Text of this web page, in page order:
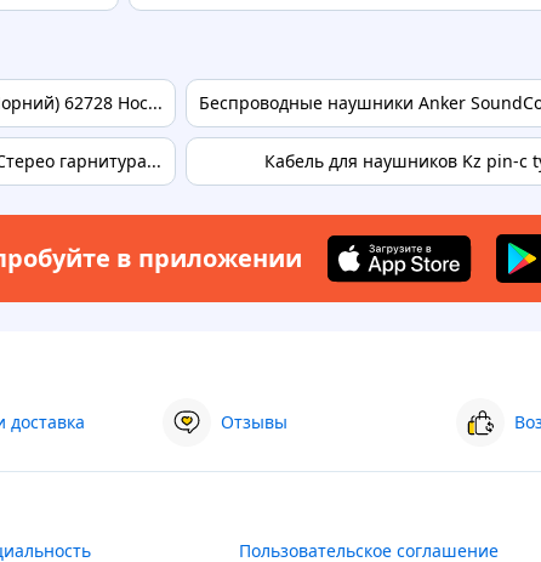
62728 Hoc...
гарнитура...
Беспроводные наушники Anker
Кабель для наушников Kz pin-c
в приложении
доставка Отзывы
Пользовательское соглашение